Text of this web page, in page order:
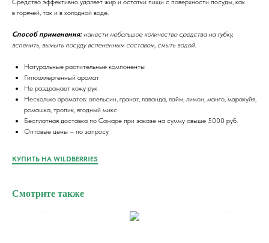
Средство эффективно удаляет жир и остатки пищи с поверхности посуды, как
в горячей, так и в холодной воде.
Способ применения:нанести небольшое количество средства на губку,
вспенить, вымыть посуду вспененным составом, смыть водой.
Натуральные растительные компоненты
Гипоаллергенный аромат
Не раздражает кожу рук
Несколько ароматов: апельсин, гранат, лаванда, лайм, лимон, манго, маракуйя,
ромашка, тропик, ягодный микс
Бесплатная доставка по Самаре при заказе на сумму свыше 5000 руб.
Оптовые цены – по запросу
КУПИТЬ НА WILDBERRIES
Смотрите также